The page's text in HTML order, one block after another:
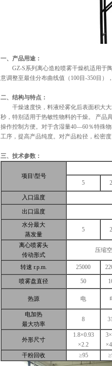
一、产品用途：
GZ-S系列离心造粒喷雾干燥机适用于陶
意调整至最佳分布曲线值（100目-350目
二、结构与特点：
干燥速度快，料液经雾化后表面积大大
秒，特别适用于热敏性物料的干燥。 产品
操作控制方便。对于含湿量40—60％特殊
工序，提高产品纯度。对产品粒径，松密
三、技术参数：
项目\型号
5
入口温度
出口温度
水分最大
蒸发量
5
离心喷雾头
传动形式
压缩
转速 r.p.m. 25000
喷雾盘直径 50
热源 电
电加热
最大功率
8
外形尺寸
1.8×0.93
×2.2
干粉回收
≥95